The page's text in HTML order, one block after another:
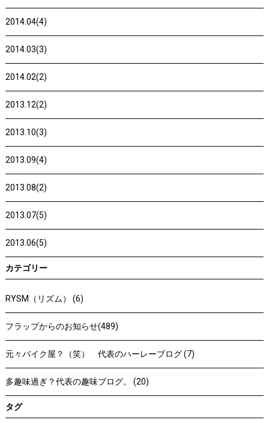
2014.04(4)
2014.03(3)
2014.02(2)
2013.12(2)
2013.10(3)
2013.09(4)
2013.08(2)
2013.07(5)
2013.06(5)
カテゴリー
RYSM（リズム） (6)
フラップからのお知らせ(489)
元々バイク屋？（笑） 代表のハーレーブログ (7)
多趣味過ぎ？代表の趣味ブログ。 (20)
タグ